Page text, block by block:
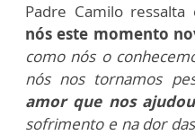
Padre Camilo ressalta
nós este momento
como nós o
nós nos tornamos
amor que nos
sofrimento e na dor